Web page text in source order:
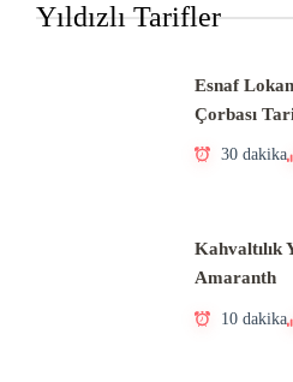
Yıldızlı Tarifler
Esnaf
Çorbası
30 dakika
Kahvaltılık
Amaranth
10 dakika